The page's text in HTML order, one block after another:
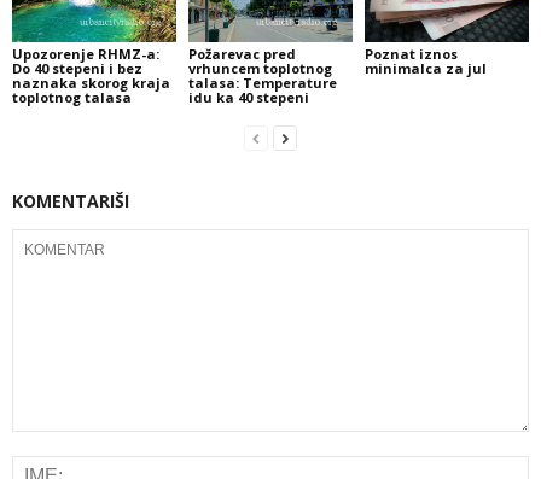
Upozorenje RHMZ-a:
Do 40 stepeni i bez
naznaka skorog kraja
toplotnog talasa
Požarevac pred
vrhuncem toplotnog
talasa: Temperature
idu ka 40 stepeni
Poznat iznos
minimalca za jul
KOMENTARIŠI